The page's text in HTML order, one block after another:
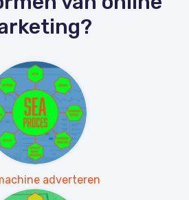
adverteren